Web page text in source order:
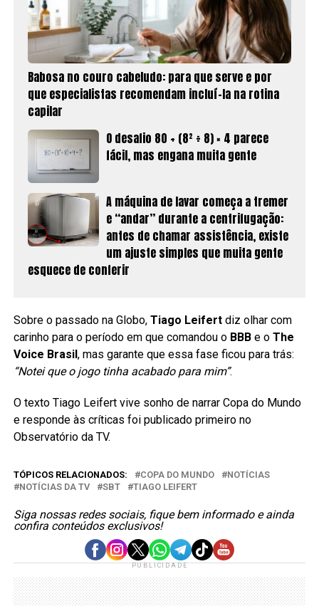
Babosa no couro cabeludo: para que serve e por
que especialistas recomendam incluí-la na rotina
capilar
O desafio 80 + (8² ÷ 8) × 4 parece
fácil, mas engana muita gente
A máquina de lavar começa a tremer
e “andar” durante a centrifugação:
antes de chamar assistência, existe
um ajuste simples que muita gente
esquece de conferir
Sobre o passado na Globo, Tiago Leifertdiz olhar com
carinho para o período em que comandou o BBBe o The
Voice Brasil, mas garante que essa fase ficou para trás:
“Notei que o jogo tinha acabado para mim”.
O texto Tiago Leifert vive sonho de narrar Copa do Mundo
e responde às críticas foi publicado primeiro no
Observatório da TV.
TÓPICOS RELACIONADOS: COPA DO MUNDO
NOTÍCIAS
NOTÍCIAS DA TV
SBT TIAGO LEIFERT
Siga nossas redes sociais, fique bem informado e ainda
confira conteúdos exclusivos!
PUBLICIDADE